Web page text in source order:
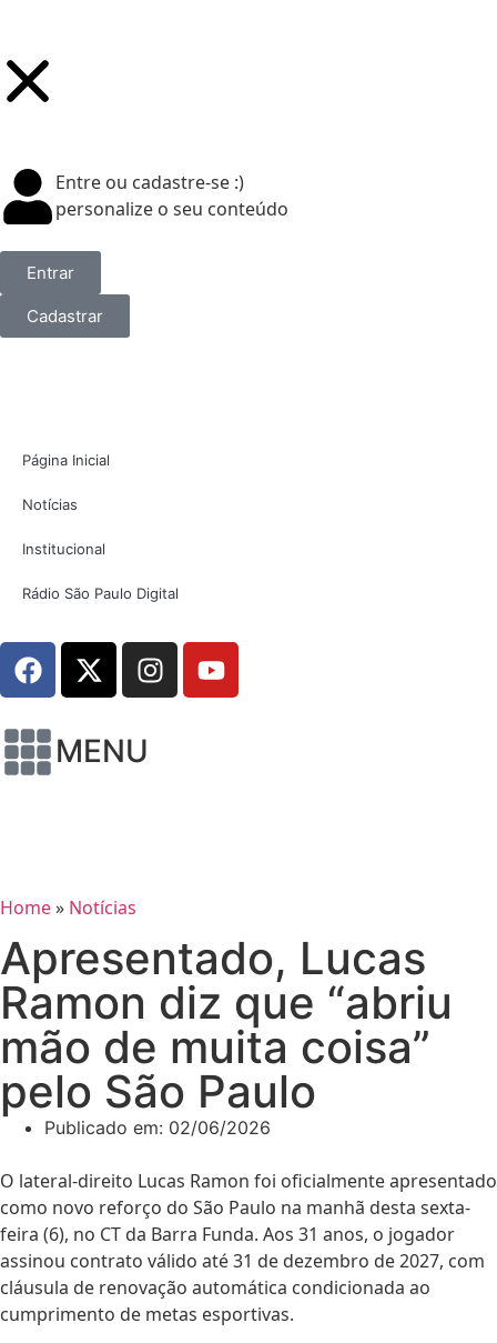
Entre ou cadastre-se :)
personalize o seu conteúdo
Entrar
Cadastrar
Página Inicial
Notícias
Institucional
Rádio São Paulo Digital
MENU
Home» Notícias
Apresentado, Lucas
Ramon diz que “abriu
mão de muita coisa”
pelo São Paulo
Publicado em: 02/06/2026
O lateral-direito Lucas Ramon foi oficialmente apresentado
como novo reforço do São Paulo na manhã desta sexta-
feira (6), no CT da Barra Funda. Aos 31 anos, o jogador
assinou contrato válido até 31 de dezembro de 2027, com
cláusula de renovação automática condicionada ao
cumprimento de metas esportivas.